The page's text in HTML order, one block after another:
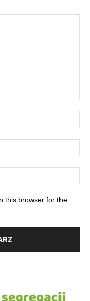
this browser for the